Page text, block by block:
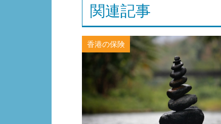
関連記事
香港の保険